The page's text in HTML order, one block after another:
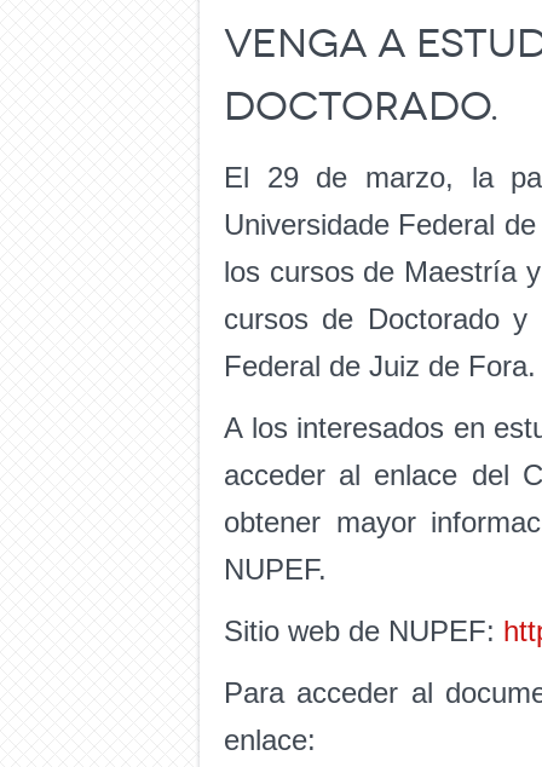
Venga a
Doctorado.
El 29 de marzo, la
Universidade Federal
los cursos de Maestría
cursos de Doctorado y
Federal de Juiz de Fora.
A los interesados en
acceder al enlace del
obtener mayor
NUPEF.
Sitio web de NUPEF:
Para acceder al
enlace: